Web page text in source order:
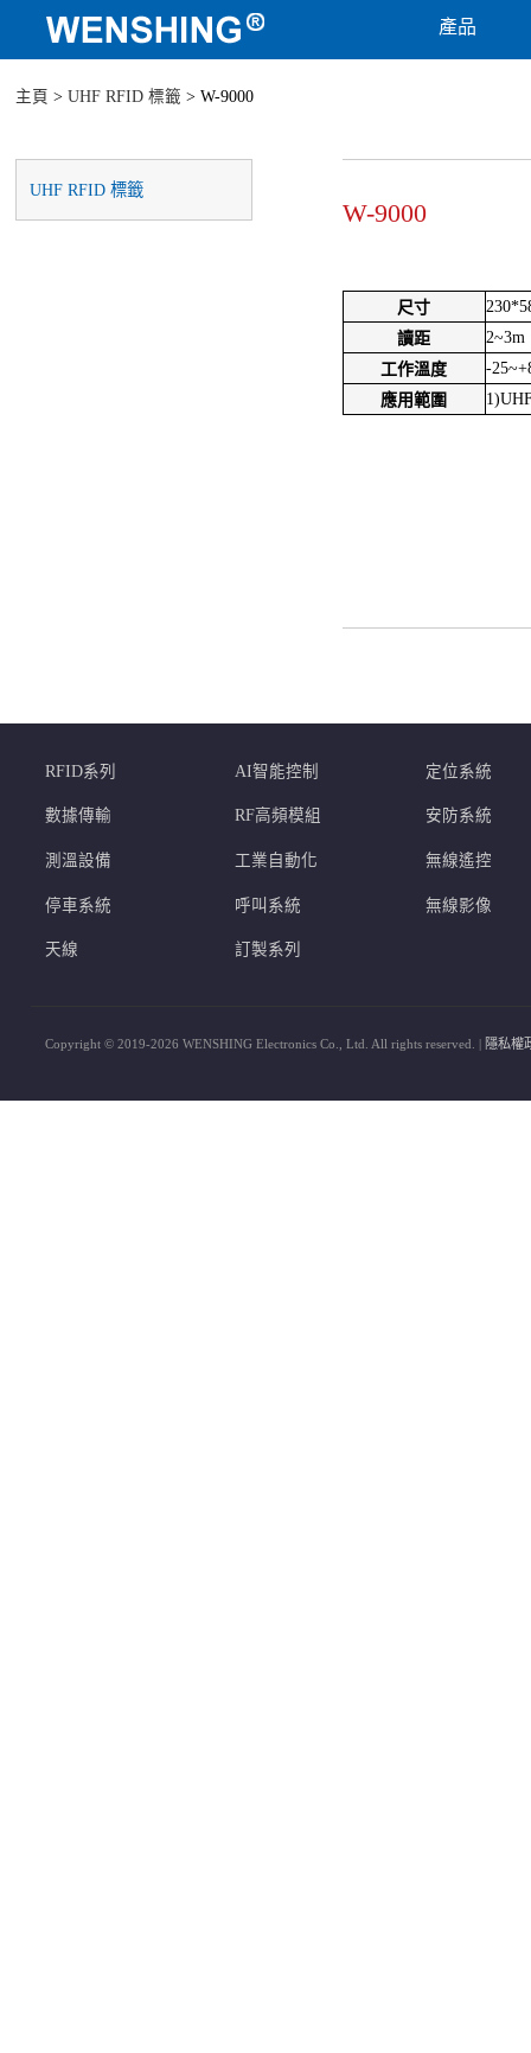
產品
主頁 > UHF RFID 標籤 > W-9000
UHF RFID 標籤
W-9000
尺寸
讀距 2~3m
工作溫度 -
應用範圍
RFID系列 AI智能控制 定位系統
數據傳輸 RF高頻模組 安防系統
測溫設備 工業自動化 無線遙控
停車系統 呼叫系統 無線影像
天線 訂製系列
Copyright © 2019-2026 WENSHING Electronics Co., Ltd. All rights reserved. | 隱私權